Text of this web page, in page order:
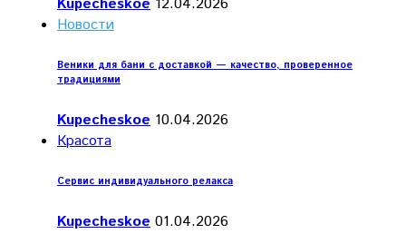
Новости
Веники для бани с доставкой — качество, проверенное
традициями
Kupecheskoe 10.04.2026
Красота
Сервис индивидуального релакса
Kupecheskoe 01.04.2026